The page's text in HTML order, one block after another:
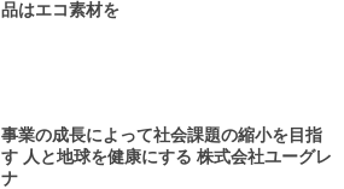
品はエコ素材を
事業の成長によって社会課題の縮小を目指
す 人と地球を健康にする 株式会社ユーグレ
ナ